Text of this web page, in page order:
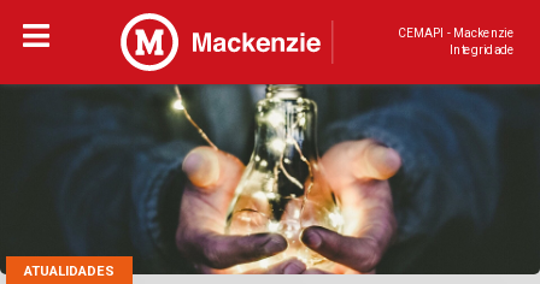
CEMAPI - Mackenzie
Integridade
ATUALIDADES